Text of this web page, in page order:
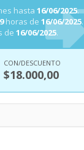
hasta 16/06/2025.
horas de 16/06/2025.
de 16/06/2025.
CON/DESCUENTO
$18.000,00